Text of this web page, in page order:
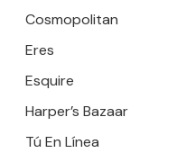
Cosmopolitan
Eres
Esquire
Harper’s Bazaar
Tú En Línea